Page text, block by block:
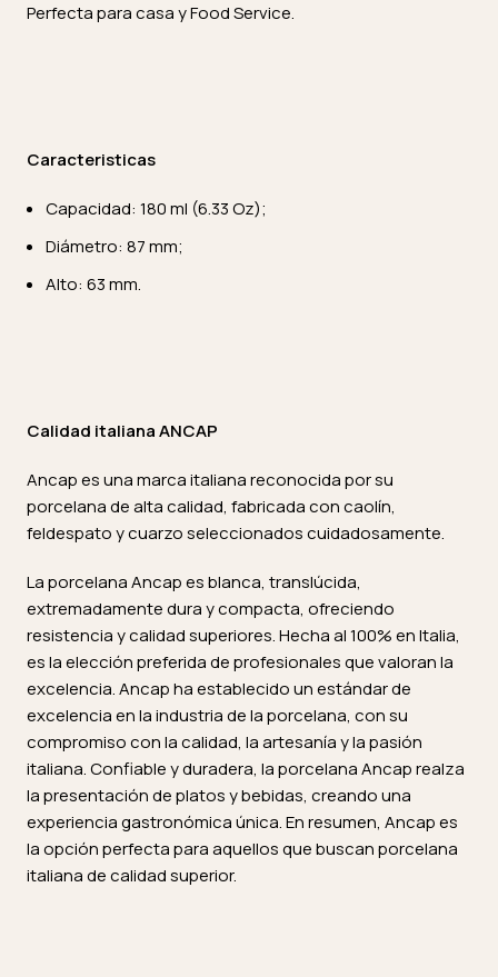
Perfecta para casa y Food Service.
Caracteristicas
Capacidad: 180 ml (6.33 Oz);
Diámetro: 87 mm;
Alto: 63 mm.
Calidad italiana ANCAP
Ancap es una marca italiana reconocida por su
porcelana de alta calidad, fabricada con caolín,
feldespato y cuarzo seleccionados cuidadosamente.
La porcelana Ancap es blanca, translúcida,
extremadamente dura y compacta, ofreciendo
resistencia y calidad superiores. Hecha al 100% en Italia,
es la elección preferida de profesionales que valoran la
excelencia. Ancap ha establecido un estándar de
excelencia en la industria de la porcelana, con su
compromiso con la calidad, la artesanía y la pasión
italiana. Confiable y duradera, la porcelana Ancap realza
la presentación de platos y bebidas, creando una
experiencia gastronómica única. En resumen, Ancap es
la opción perfecta para aquellos que buscan porcelana
italiana de calidad superior.